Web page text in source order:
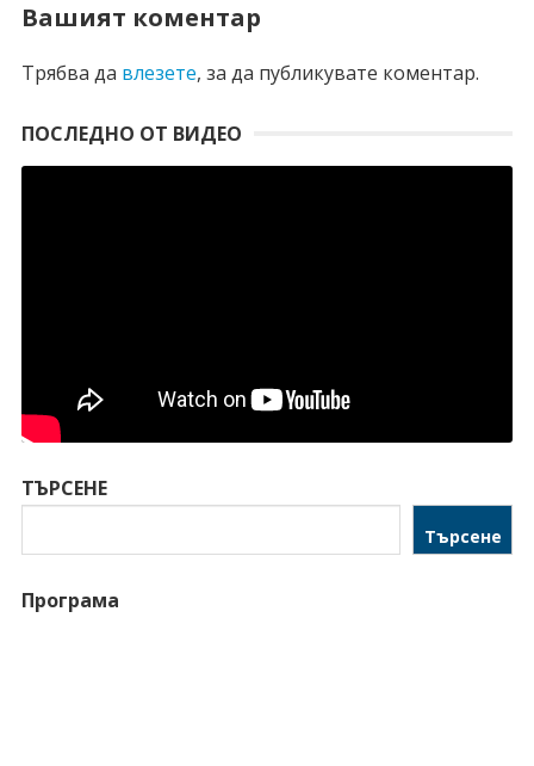
Вашият коментар
Трябва да влезете, за да публикувате коментар.
ПОСЛЕДНО ОТ ВИДЕО
ТЪРСЕНЕ
Търсене
Програма